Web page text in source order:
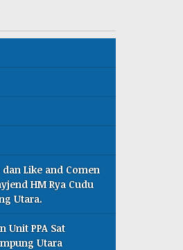
Like and Comen
HM Rya Cudu
Utara.
Unit PPA Sat
Utara